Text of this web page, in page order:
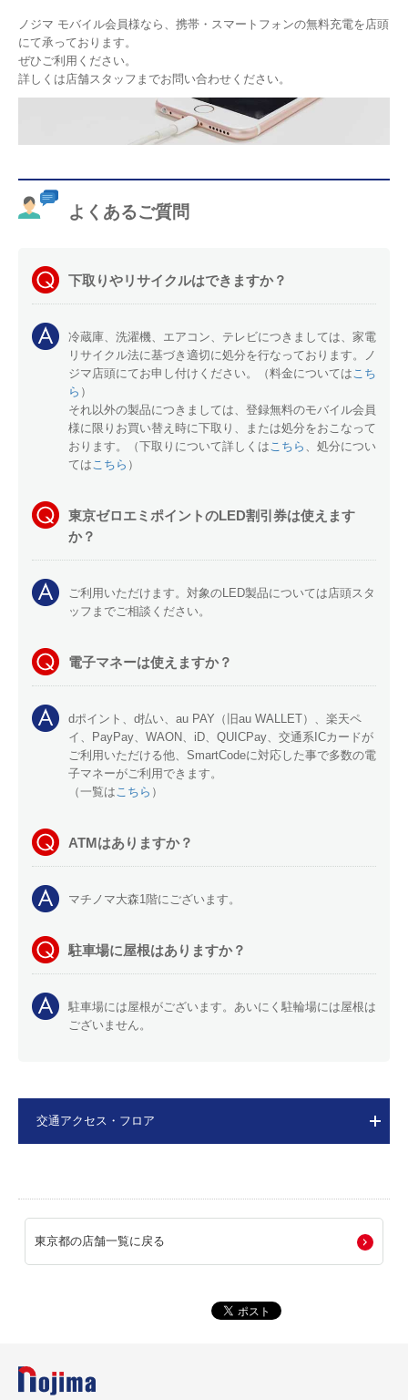
ノジマ モバイル会員様なら、携帯・スマートフォンの無料充電を店頭
にて承っております。
ぜひご利用ください。
詳しくは店舗スタッフまでお問い合わせください。
よくあるご質問
下取りやリサイクルはできますか？
冷蔵庫、洗濯機、エアコン、テレビにつきましては、家電
リサイクル法に基づき適切に処分を行なっております。ノ
ジマ店頭にてお申し付けください。（料金については こち
ら ）
それ以外の製品につきましては、登録無料のモバイル会員
様に限りお買い替え時に下取り、または処分をおこなって
おります。（下取りについて詳しくは こちら
、処分につい
ては こちら ）
東京ゼロエミポイントのLED割引券は使えます
か？
ご利用いただけます。対象のLED製品については店頭スタ
ッフまでご相談ください。
電子マネーは使えますか？
dポイント、d払い、au PAY（旧au WALLET）、楽天ペ
イ、PayPay、WAON、iD、QUICPay、交通系ICカードが
ご利用いただける他、SmartCodeに対応した事で多数の電
子マネーがご利用できます。
（一覧は こちら ）
ATMはありますか？
マチノマ大森1階にございます。
駐車場に屋根はありますか？
駐車場には屋根がございます。あいにく駐輪場には屋根は
ございません。
交通アクセス・フロア
東京都の店舗一覧に戻る